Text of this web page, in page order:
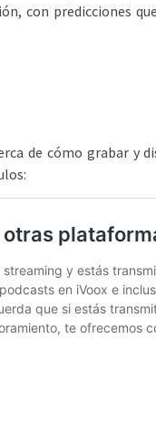
con predicciones
de cómo grabar y